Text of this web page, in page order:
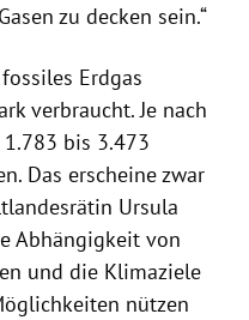
zu decken sein.“
Erdgas
verbraucht. Je nach
bis 3.473
Das erscheine zwar
Ursula
Abhängigkeit von
und die Klimaziele
nützen